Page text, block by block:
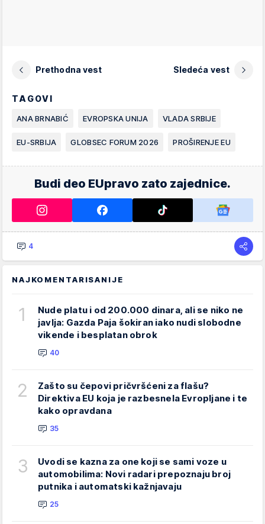
Prethodna vest Sledeća vest
TAGOVI
ANA BRNABIĆ EVROPSKA UNIJA VLADA SRBIJE
EU-SRBIJA GLOBSEC FORUM 2026 PROŠIRENJE EU
Budi deo EUpravo zato zajednice.
4
NAJKOMENTARISANIJE
1
Nude platu i od 200.000 dinara, ali se niko ne
javlja: Gazda Paja šokiran iako nudi slobodne
vikende i besplatan obrok
40
2
Zašto su čepovi pričvršćeni za flašu?
Direktiva EU koja je razbesnela Evropljane i te
kako opravdana
35
3
Uvodi se kazna za one koji se sami voze u
automobilima: Novi radari prepoznaju broj
putnika i automatski kažnjavaju
25